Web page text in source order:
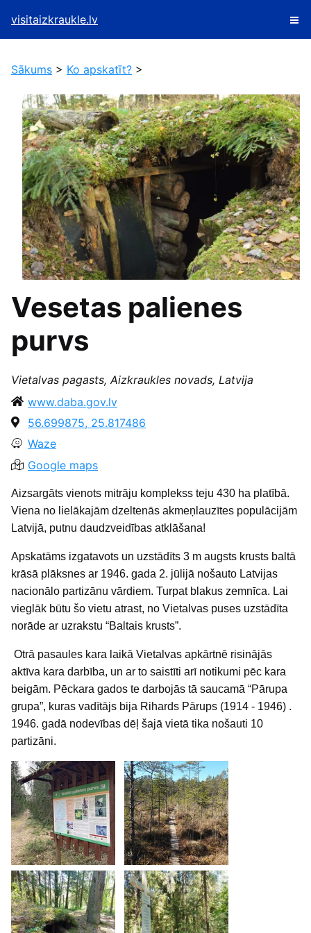
visitaizkraukle.lv
Sākums > Ko apskatīt? >
Vesetas palienes
purvs
Vietalvas pagasts, Aizkraukles novads, Latvija
www.daba.gov.lv
56.699875, 25.817486
Waze
Google maps
Aizsargāts vienots mitrāju komplekss teju 430 ha platībā.
Viena no lielākajām dzeltenās akmeņlauzītes populācijām
Latvijā, putnu daudzveidības atklāšana!
Apskatāms izgatavots un uzstādīts 3 m augsts krusts baltā
krāsā plāksnes ar 1946. gada 2. jūlijā nošauto Latvijas
nacionālo partizānu vārdiem. Turpat blakus zemnīca. Lai
vieglāk būtu šo vietu atrast, no Vietalvas puses uzstādīta
norāde ar uzrakstu “Baltais krusts”.
Otrā pasaules kara laikā Vietalvas apkārtnē risinājās
aktīva kara darbība, un ar to saistīti arī notikumi pēc kara
beigām. Pēckara gados te darbojās tā saucamā “Pārupa
grupa”, kuras vadītājs bija Rihards Pārups (1914 - 1946) .
1946. gadā nodevības dēļ šajā vietā tika nošauti 10
partizāni.